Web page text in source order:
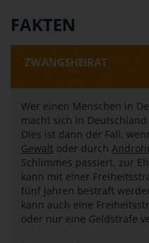
FAKTEN
ZWANGSHEIRAT
Wer einen Menschen in
macht sich in Deutschland
Dies ist dann der Fall,
Gewalt oder durch
Schlimmes passiert, zur
kann mit einer
fünf Jahren bestraft
kann auch eine
oder nur eine Geldstrafe